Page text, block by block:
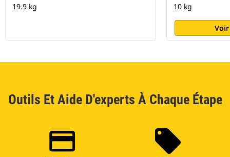
19.9 kg 10 kg
Outils Et Aide D'experts À Chaque Étape